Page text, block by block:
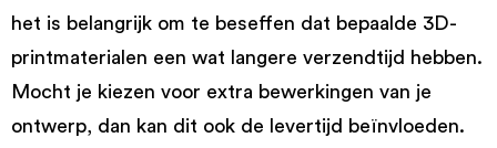
het is belangrijk om te beseffen dat bepaalde 3D-
printmaterialen een wat langere verzendtijd hebben.
Mocht je kiezen voor extra bewerkingen van je
ontwerp, dan kan dit ook de levertijd beïnvloeden.